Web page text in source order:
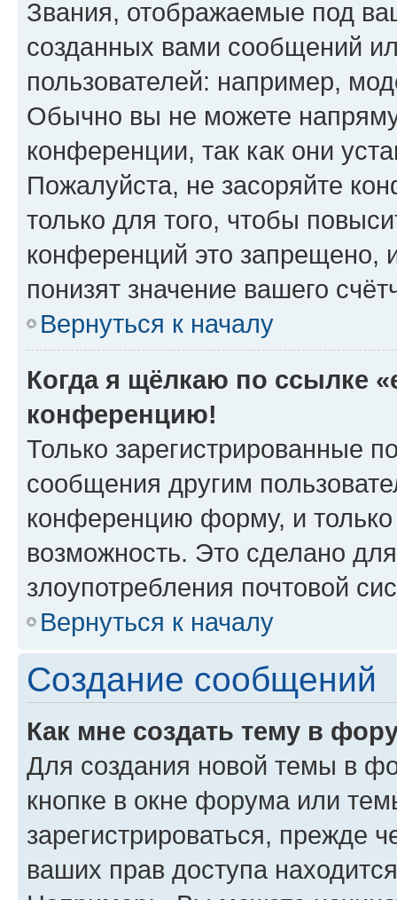
Звания, отображаемые под
созданных вами сообщений
пользователей: например,
Обычно вы не можете
конференции, так как они
Пожалуйста, не засоряйте
только для того, чтобы
конференций это запрещено,
понизят значение вашего
Вернуться к началу
Когда я щёлкаю по ссылке
конференцию!
Только зарегистрированные
сообщения другим
конференцию форму, и
возможность. Это сделано
злоупотребления почтовой
Вернуться к началу
Создание сообщений
Как мне создать тему в
Для создания новой темы в
кнопке в окне форума или
зарегистрироваться, прежде
ваших прав доступа